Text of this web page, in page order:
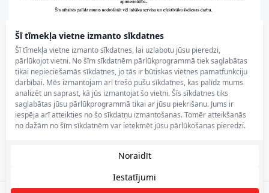
Šī tīmekļa vietne izmanto sīkdatnes
Šī tīmekļa vietne izmanto sīkdatnes, lai uzlabotu jūsu pieredzi,
pārlūkojot vietni. No šīm sīkdatnēm pārlūkprogrammā tiek saglabātas
tikai nepieciešamās sīkdatnes, jo tās ir būtiskas vietnes pamatfunkciju
darbībai. Mēs izmantojam arī trešo pušu sīkdatnes, kas palīdz mums
analizēt un saprast, kā jūs izmantojat šo vietni. Šīs sīkdatnes tiks
saglabātas jūsu pārlūkprogrammā tikai ar jūsu piekrišanu. Jums ir
iespēja arī atteikties no šo sīkdatņu izmantošanas. Tomēr atteikšanās
no dažām no šīm sīkdatnēm var ietekmēt jūsu pārlūkošanas pieredzi.
Iestatījumi
Noraidīt